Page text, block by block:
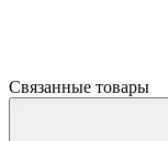
Связанные товары